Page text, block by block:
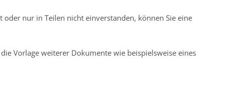
nur in Teilen nicht einverstanden, können Sie eine
Vorlage weiterer Dokumente wie beispielsweise eines